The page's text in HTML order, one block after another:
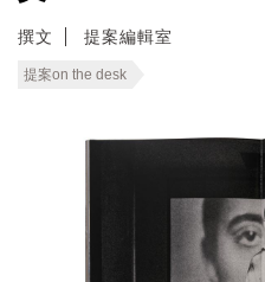
撰文 提案編輯室
提案on the desk